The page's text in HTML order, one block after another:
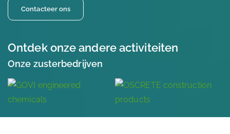
Contacteer ons
Ontdek onze andere activiteiten
Onze zusterbedrijven